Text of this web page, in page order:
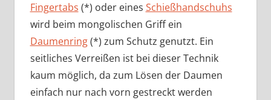
Fingertabs (*) oder eines Schießhandschuhs
wird beim mongolischen Griff ein
Daumenring(*) zum Schutz genutzt. Ein
seitliches Verreißen ist bei dieser Technik
kaum möglich, da zum Lösen der Daumen
einfach nur nach vorn gestreckt werden